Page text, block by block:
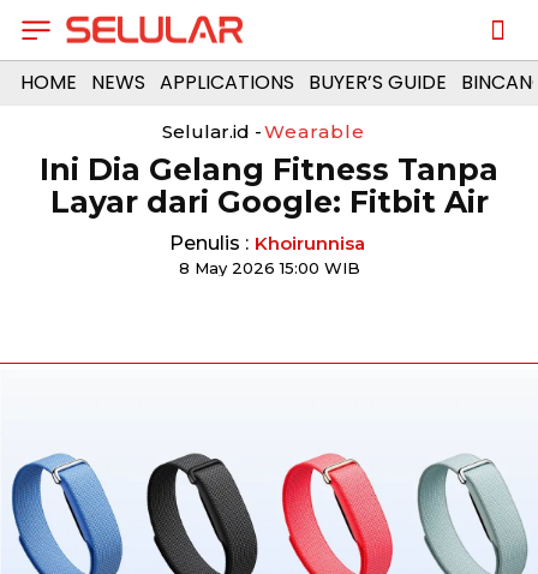
HOME NEWS APPLICATIONS BUYER’S GUIDE
Selular.id -Wearable
Ini Dia Gelang Fitness Tanpa
Layar dari Google: Fitbit Air
Penulis : Khoirunnisa
8 May 2026 15:00 WIB